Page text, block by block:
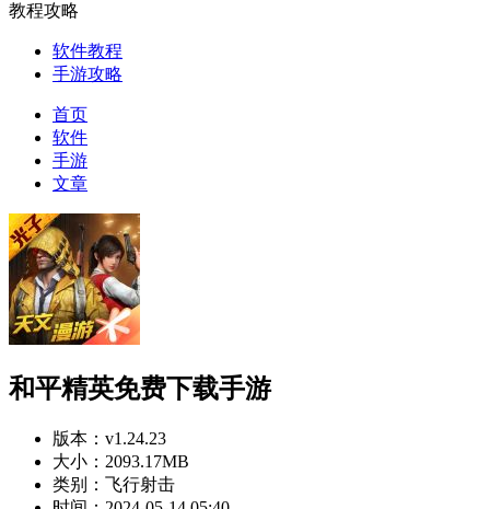
教程攻略
软件教程
手游攻略
首页
软件
手游
文章
和平精英免费下载手游
版本： v1.24.23
大小： 2093.17MB
类别： 飞行射击